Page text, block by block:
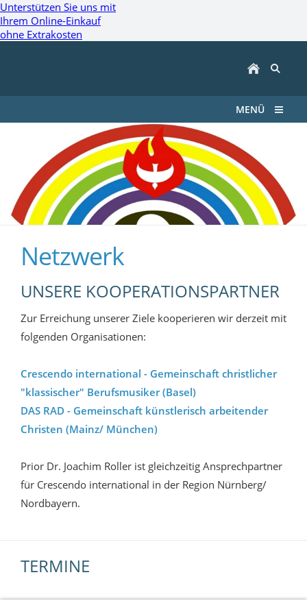
Unterstützen Sie uns mit
Ihrem Online-Einkauf
ohne Extrakosten
MENÜ
Netzwerk
UNSERE KOOPERATIONSPARTNER
Zur Erreichung unserer Ziele kooperieren wir derzeit mit
folgenden Organisationen:
Crescendo international - Gemeinschaft christlicher
"klassischer" Berufsmusiker (Basel)
DAS RAD - Gemeinschaft künstlerisch arbeitender
Christen (Mainz/ München)
Prior Dr. Joachim Roller ist gleichzeitig Ansprechpartner
für Crescendo international in der Region Nürnberg/
Nordbayern.
TERMINE